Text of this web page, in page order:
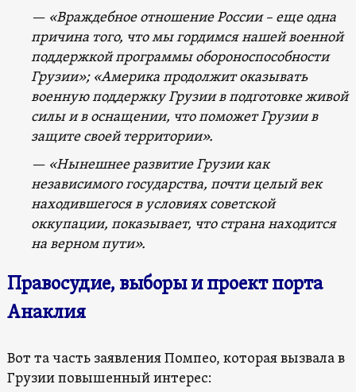
— «Враждебное отношение России – еще одна
причина того, что мы гордимся нашей военной
поддержкой программы обороноспособности
Грузии»; «Америка продолжит оказывать
военную поддержку Грузии в подготовке живой
силы и в оснащении, что поможет Грузии в
защите своей территории».
— «Нынешнее развитие Грузии как
независимого государства, почти целый век
находившегося в условиях советской
оккупации, показывает, что страна находится
на верном пути».
Правосудие, выборы и проект порта
Анаклия
Вот та часть заявления Помпео, которая вызвала в
Грузии повышенный интерес: